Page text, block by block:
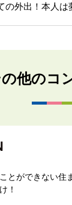
の外出！本人
他のコ
とができない住
！